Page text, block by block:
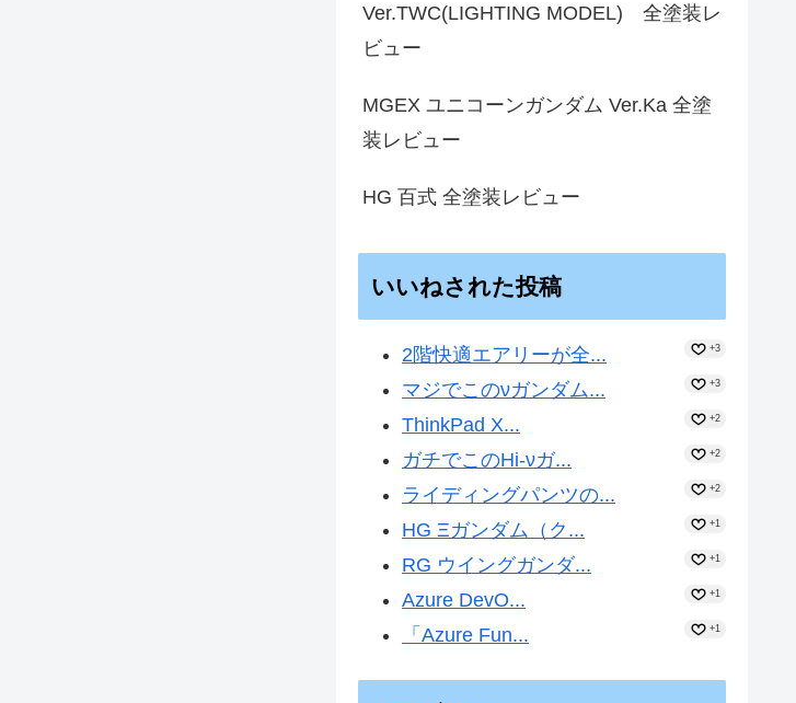
Ver.TWC(LIGHTING MODEL) 全塗装レ
ビュー
MGEX ユニコーンガンダム Ver.Ka 全塗
装レビュー
HG 百式 全塗装レビュー
いいねされた投稿
2階快適エアリーが全... +3
マジでこのνガンダム... +3
ThinkPad X... +2
ガチでこのHi-νガ... +2
ライディングパンツの... +2
HG Ξガンダム（ク... +1
RG ウイングガンダ... +1
Azure DevO... +1
「Azure Fun... +1